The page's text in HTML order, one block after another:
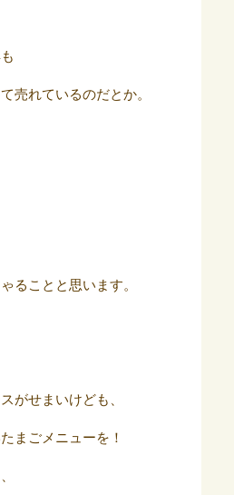
売れているのだとか。
ることと思います。
がせまいけども、
まごメニューを！